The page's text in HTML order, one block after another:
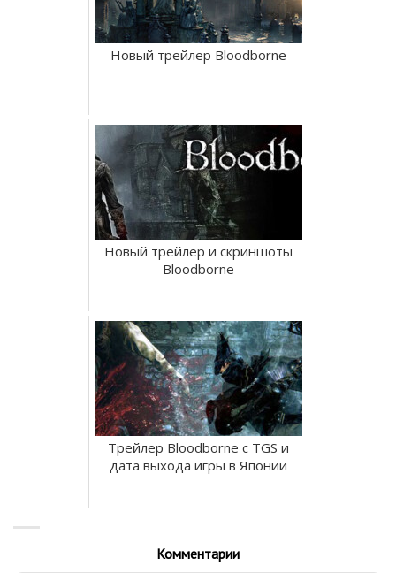
Новый трейлер Bloodborne
Новый трейлер и скриншоты
Bloodborne
Трейлер Bloodborne с TGS и
дата выхода игры в Японии
Комментарии